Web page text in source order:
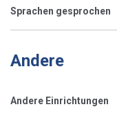
Sprachen gesprochen
Andere
Andere Einrichtungen